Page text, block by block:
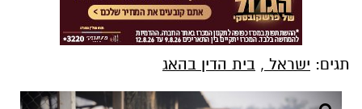
תגים: ישראל , בית הדין בהאג